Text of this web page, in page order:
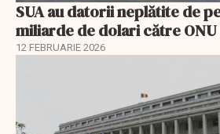
SUA au datorii neplătite de
miliarde de dolari către ONU
12 FEBRUARIE 2026